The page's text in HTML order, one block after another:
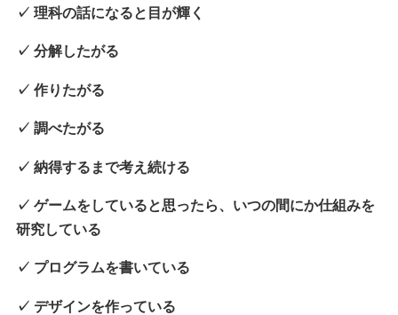
✓ 理科の話になると目が輝く
✓ 分解したがる
✓ 作りたがる
✓ 調べたがる
✓ 納得するまで考え続ける
✓ ゲームをしていると思ったら、いつの間にか仕組みを
研究している
✓ プログラムを書いている
✓ デザインを作っている